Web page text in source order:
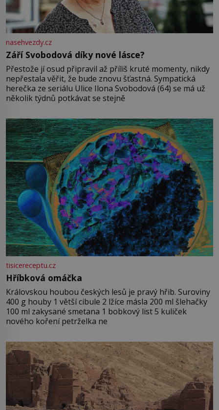
nasehvezdy.cz
Září Svobodová díky nové lásce?
Přestože jí osud připravil až příliš kruté momenty, nikdy
nepřestala věřit, že bude znovu šťastná. Sympatická
herečka ze seriálu Ulice Ilona Svobodová (64) se má už
několik týdnů potkávat se stejně
tisicereceptu.cz
Hříbková omáčka
Královskou houbou českých lesů je pravý hřib. Suroviny
400 g houby 1 větší cibule 2 lžíce másla 200 ml šlehačky
100 ml zakysané smetana 1 bobkový list 5 kuliček
nového koření petrželka ne